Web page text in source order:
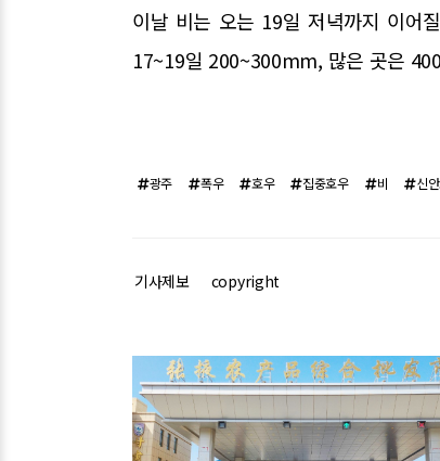
이날 비는 오는 19일 저녁까지 이어
17~19일 200~300mm, 많은 곳은
광주 폭우 호우 집중호우 비 신
기사제보 copyright
관련기사